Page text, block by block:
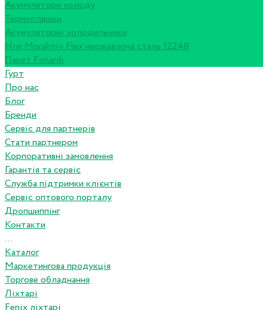
Акумулятори холоду
Термопляшки
Акумуляторні холодильники
Ніж Morakniv Flex нержавіюча сталь 12248
Пакет Fonarik
Гурт
Про нас
Блог
Бренди
Сервіс для партнерів
Стати партнером
Корпоративні замовлення
Гарантія та сервіс
Служба підтримки клієнтів
Сервіс оптового порталу
Дропшиппінг
Контакти
...
Каталог
Маркетингова продукція
Торгове обладнання
Ліхтарі